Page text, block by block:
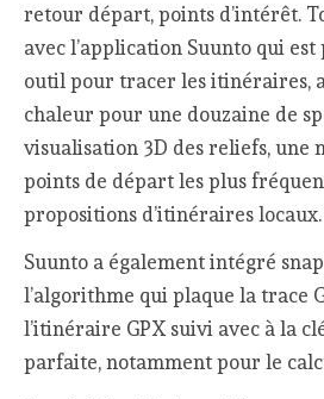
retour départ, points d’intérêt.
avec l’application Suunto qui
outil pour tracer les itinéraires,
chaleur pour une douzaine de
visualisation 3D des reliefs, une
points de départ les plus
propositions d’itinéraires locaux.
Suunto a également intégré
l’algorithme qui plaque la trace
l’itinéraire GPX suivi avec à la
parfaite, notamment pour le